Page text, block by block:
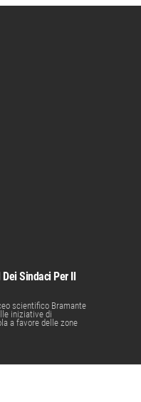
Sindaci Per Il
scientifico Bramante
iniziative di
a favore delle zone